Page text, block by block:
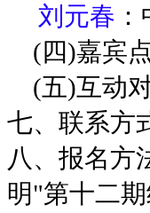
刘元春
(四)嘉宾
(五)互动
七、联系方
八、报名方
明"第十二